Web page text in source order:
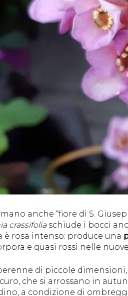
anche “fiore di S.
crassifoliaschiude i bocci
è rosa intenso: produce una
e quasi rossi nelle
di piccole
che si arrossano in
a condizione di